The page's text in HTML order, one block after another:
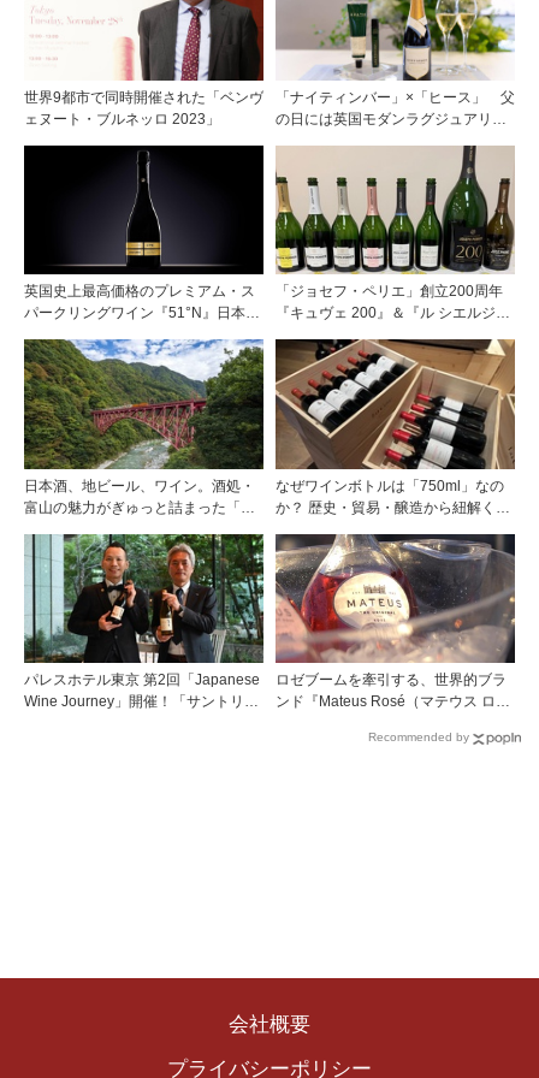
世界9都市で同時開催された「ベンヴ
ェヌート・ブルネッロ 2023」
「ナイティンバー」×「ヒース」 父
の日には英国モダンラグジュアリー
英国史上最高価格のプレミアム・ス
パークリングワイン『51°N』日本初
「ジョセフ・ペリエ」創立200周年
『キュヴェ 200』＆『ル シエルジュ
日本酒、地ビール、ワイン。酒処・
富山の魅力がぎゅっと詰まった「黒
なぜワインボトルは「750ml」なの
か？ 歴史・貿易・醸造から紐解く4
パレスホテル東京 第2回「Japanese
Wine Journey」開催！「サントリー
ロゼブームを牽引する、世界的ブラ
ンド『Mateus Rosé（マテウス ロ
Recommended by
会社概要
プライバシーポリシー